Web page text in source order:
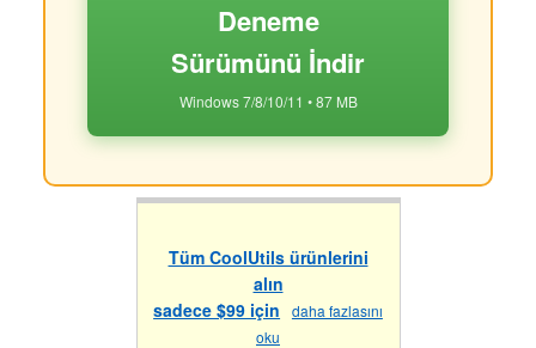
Deneme
Sürümünü İndir
Windows 7/8/10/11 • 87 MB
Tüm CoolUtils ürünlerini
alın
sadece $99 için
daha fazlasını
oku